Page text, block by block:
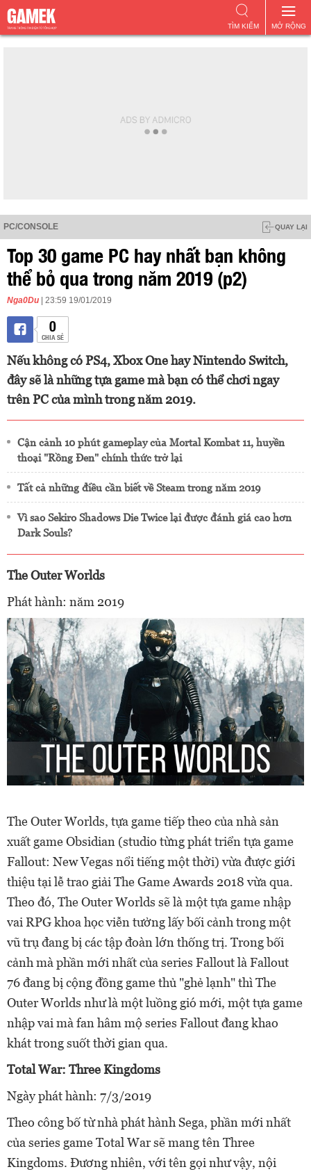
MỞ RỘNG
TÌM KIẾM
PC/CONSOLE QUAY LẠI
Top 30 game PC hay nhất bạn không
thể bỏ qua trong năm 2019 (p2)
Nga0Du | 23:59 19/01/2019
0
CHIA SẺ
Nếu không có PS4, Xbox One hay Nintendo Switch,
đây sẽ là những tựa game mà bạn có thể chơi ngay
trên PC của mình trong năm 2019.
Cận cảnh 10 phút gameplay của Mortal Kombat 11, huyền
thoại "Rồng Đen" chính thức trở lại
Tất cả những điều cần biết về Steam trong năm 2019
Vì sao Sekiro Shadows Die Twice lại được đánh giá cao hơn
Dark Souls?
The Outer Worlds
Phát hành: năm 2019
The Outer Worlds, tựa game tiếp theo của nhà sản
xuất game Obsidian (studio từng phát triển tựa game
Fallout: New Vegas nổi tiếng một thời) vừa được giới
thiệu tại lễ trao giải The Game Awards 2018 vừa qua.
Theo đó, The Outer Worlds sẽ là một tựa game nhập
vai RPG khoa học viễn tưởng lấy bối cảnh trong một
vũ trụ đang bị các tập đoàn lớn thống trị. Trong bối
cảnh mà phần mới nhất của series Fallout là Fallout
76 đang bị cộng đồng game thủ "ghẻ lạnh" thì The
Outer Worlds như là một luồng gió mới, một tựa game
nhập vai mà fan hâm mộ series Fallout đang khao
khát trong suốt thời gian qua.
Total War: Three Kingdoms
Ngày phát hành: 7/3/2019
Theo công bố từ nhà phát hành Sega, phần mới nhất
của series game Total War sẽ mang tên Three
Kingdoms. Đương nhiên, với tên gọi như vậy, nội